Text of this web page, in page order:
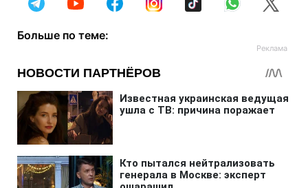
Больше по теме: